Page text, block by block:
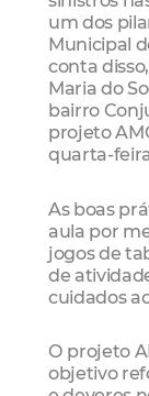
um dos
Municipal
conta
Maria do
bairro
projeto
quarta-
As boas
aula por
jogos de
de
cuidados
O projeto
objetivo